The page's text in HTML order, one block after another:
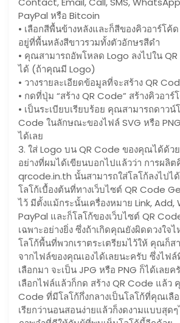
PayPal หรือ Bitcoin
• เลือกสีพื้นข้างหลังและก็สีของคิวอาร์โค้
อยู่ที่พื้นหลังสีขาวรวมทั้งตัวอักษรสีดำ
• คุณสามารถอัพโหลด Logo ลงไปใน
ได้ (ถ้าคุณมี Logo)
• วางรายละเอียดข้อมูลที่จะสร้าง QR
• กดที่ปุ่ม “สร้าง QR Code” สร้างคิวอาร์
• เป็นระเบียบเรียบร้อย คุณสามารถดาวน์
Code ในลักษณะของไฟล์ SVG หรือ
ได้เลย
3. ใส่ Logo บน QR Code ของคุณได้ด้ว
อย่างที่ผมได้เขียนบอกไปแล้วว่า การผลิ
qrcode.in.th นั้นสามารถใส่โลโก้ลงไปไ
โลโก้เบื้องต้นที่ทางเว็บไซต์ QR Code
ไว้ มีตั้งแม้กระนั้นเครื่องหมาย Link, Add,
PayPal และก็โลโก้ของเว็บไซต์ QR
เฉพาะอย่างยิ่ง ซึ่งถ้าเกิดคุณยังผิดดวงใจ
โลโก้พื้นที่พวกเราตระเตรียมไว้ให้ คุณก็ส
จากไฟล์ของคุณเองได้เลยนะครับ ซึ่งไฟ
เลือกมา จะเป็น JPG หรือ PNG ก็ได้เลย
เลือกไฟล์แล้วก็กด สร้าง QR Code แล้ว
Code ที่มีโลโก้กึ่งกลางเป็นโลโก้ที่คุณเลื
เรียกว่านอนสอนง่ายแล้วก็งดงามแบบสุด